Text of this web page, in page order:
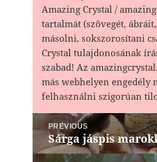
Amazing Crystal /
tartalmát (szövegét,
másolni, sokszorosítani
Crystal tulajdonosának
szabad! Az
más webhelyen engedély
felhasználni szigorúan
Bejegyzés
navigáció
PREVIOUS
Previous
post:
Sárga jáspis